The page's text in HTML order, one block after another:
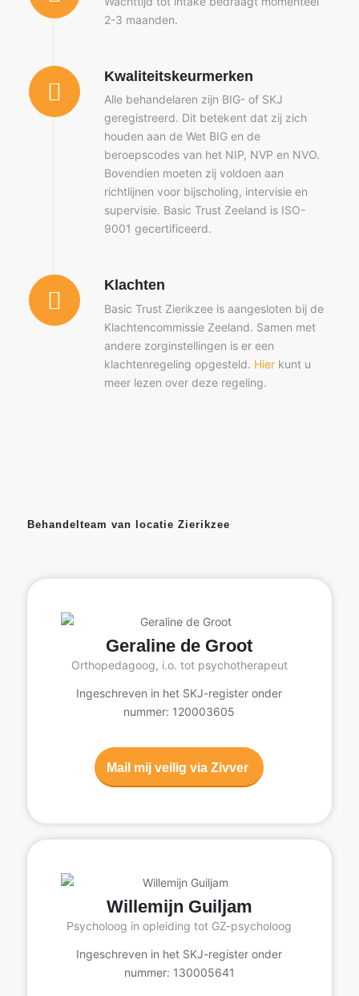
2-3 maanden.
Kwaliteitskeurmerken
Alle behandelaren zijn BIG- of SKJ
geregistreerd. Dit betekent dat zij zich
houden aan de Wet BIG en de
beroepscodes van het NIP, NVP en NVO.
Bovendien moeten zij voldoen aan
richtlijnen voor bijscholing, intervisie en
supervisie. Basic Trust Zeeland is ISO-
9001 gecertificeerd.
Klachten
Basic Trust Zierikzee is aangesloten bij de
Klachtencommissie Zeeland. Samen met
andere zorginstellingen is er een
klachtenregeling opgesteld. Hierkunt u
meer lezen over deze regeling.
Behandelteam van locatie Zierikzee
Geraline de Groot
Orthopedagoog, i.o. tot psychotherapeut
Ingeschreven in het SKJ-register onder
nummer: 120003605
Mail mij veilig via Zivver
Willemijn Guiljam
Psycholoog in opleiding tot GZ-psycholoog
Ingeschreven in het SKJ-register onder
nummer: 130005641